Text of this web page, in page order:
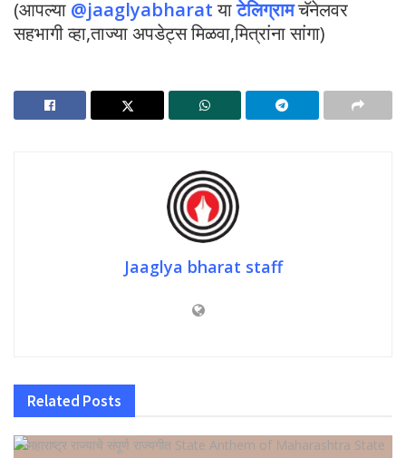
(आपल्या @jaaglyabharat याटेलिग्रामचॅनेलवर
सहभागी व्हा,ताज्या अपडेट्स मिळवा,मित्रांना सांगा)
Jaaglya bharat staff
Related Posts